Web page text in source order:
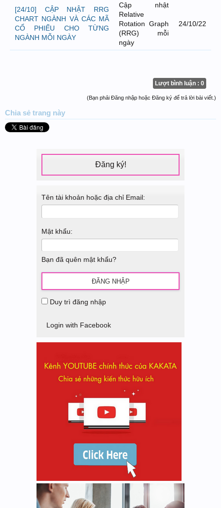
[24/10] CẬP NHẬT RRG
CHART NGÀNH VÀ CÁC MÃ
CỔ PHIẾU CHO TỪNG
NGÀNH MỖI NGÀY
Cập nhật
Relative
Rotation Graph
(RRG) mỗi
ngày
24/10/22
Lượt bình luận : 0
(Bạn phải Đăng nhập hoặc Đăng ký để trả lời bài viết.)
Chia sẻ trang này
Đăng ký!
Tên tài khoản hoặc địa chỉ Email:
Mật khẩu:
Bạn đã quên mật khẩu?
Duy trì đăng nhập
Login with Facebook